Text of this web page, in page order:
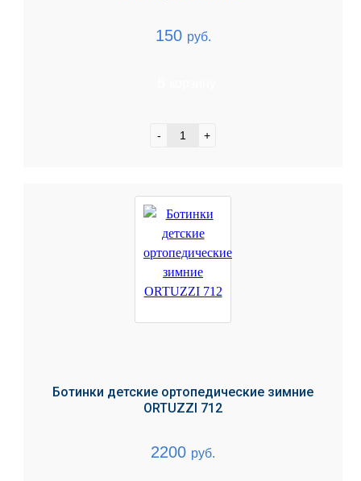
150 руб.
- +
Ботинки детские ортопедические зимние
ORTUZZI 712
2200 руб.